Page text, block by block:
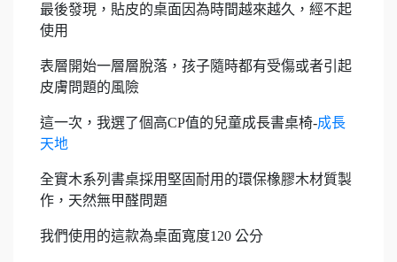
最後發現，貼皮的桌面因為時間越來越久，經不起
使用
表層開始一層層脫落，孩子隨時都有受傷或者引起
皮膚問題的風險
這一次，我選了個高CP值的兒童成長書桌椅-成長
天地
全實木系列書桌採用堅固耐用的環保橡膠木材質製
作，天然無甲醛問題
我們使用的這款為桌面寬度120 公分